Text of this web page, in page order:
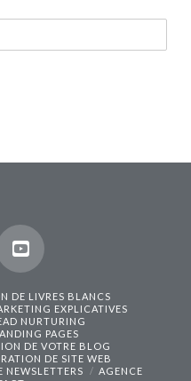
DE LIVRES BLANCS
EXPLICATIVES
NURTURING
PAGES
DE VOTRE BLOG
DE SITE WEB
NEWSLETTERS
AGENCE